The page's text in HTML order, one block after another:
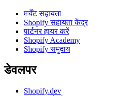
मर्चेंट सहायता
Shopify सहायता केंद्र
पार्टनर हायर करें
Shopify Academy
Shopify समुदाय
डेवलपर
Shopify.dev